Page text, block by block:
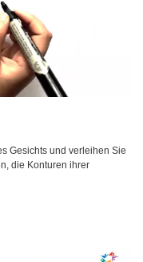
Gesichts und verleihen Sie
die Konturen ihrer